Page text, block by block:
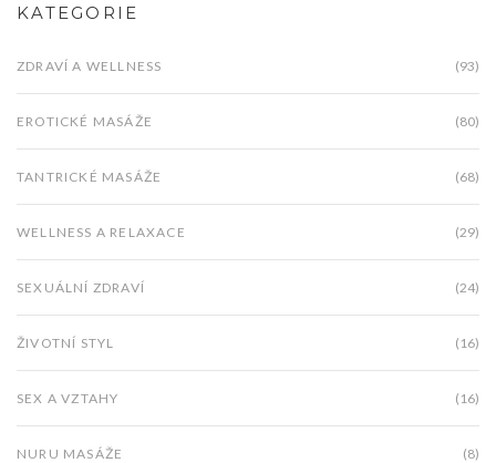
KATEGORIE
ZDRAVÍ A WELLNESS (93)
EROTICKÉ MASÁŽE (80)
TANTRICKÉ MASÁŽE (68)
WELLNESS A RELAXACE (29)
SEXUÁLNÍ ZDRAVÍ (24)
ŽIVOTNÍ STYL (16)
SEX A VZTAHY (16)
NURU MASÁŽE (8)